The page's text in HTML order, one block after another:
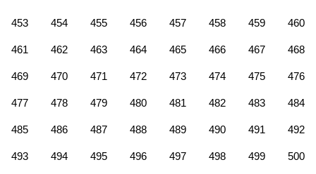
453 454 455 456 457 458 459 460
461 462 463 464 465 466 467 468
469 470 471 472 473 474 475 476
477 478 479 480 481 482 483 484
485 486 487 488 489 490 491 492
493 494 495 496 497 498 499 500